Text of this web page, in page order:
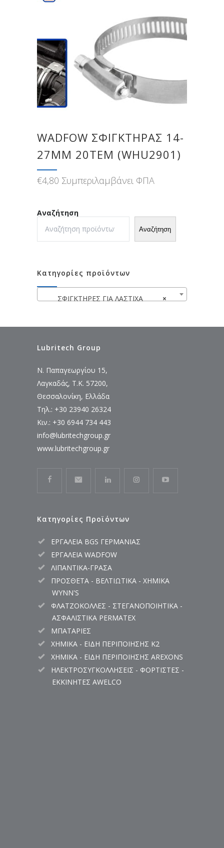
WADFOW ΣΦΙΓΚΤΗΡΑΣ 14-
27MM 20ΤΕΜ (WHU2901)
€4,80 Συμπεριλαμβάνει ΦΠΑ
Αναζήτηση
Αναζήτηση
Κατηγορίες προϊόντων
×
ΣΦΙΓΚΤΗΡΕΣ ΓΙΑ ΛΑΣΤΙΧΑ
Lubritech Group
Ν. Παπαγεωργίου 15,
Λαγκαδάς, Τ.Κ. 57200,
Θεσσαλονίκη, Ελλάδα
Τηλ.: +30 23940 26324
Κιν.: +30 6944 734 443
info@lubritechgroup.gr
www.lubritechgroup.gr
Κατηγορίες Προϊόντων
ΕΡΓΑΛΕΙΑ BGS ΓΕΡΜΑΝΙΑΣ
ΕΡΓΑΛΕΙΑ WADFOW
ΛΙΠΑΝΤΙΚΑ-ΓΡΑΣΑ
ΠΡΟΣΘΕΤΑ - ΒΕΛΤΙΩΤΙΚΑ - ΧΗΜΙΚΑ
WYNN'S
ΦΛΑΤΖΟΚΟΛΛΕΣ - ΣΤΕΓΑΝΟΠΟΙΗΤΙΚΑ -
ΑΣΦΑΛΙΣΤΙΚΑ PERMATEX
ΜΠΑΤΑΡΙΕΣ
ΧΗΜΙΚΑ - ΕΙΔΗ ΠΕΡΙΠΟΙΗΣΗΣ K2
ΧΗΜΙΚΑ - ΕΙΔΗ ΠΕΡΙΠΟΙΗΣΗΣ AREXONS
ΗΛΕΚΤΡΟΣΥΓΚΟΛΛΗΣΕΙΣ - ΦΟΡΤΙΣΤΕΣ -
ΕΚΚΙΝΗΤΕΣ AWELCO